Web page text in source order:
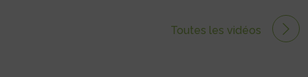
Toutes les vidéos